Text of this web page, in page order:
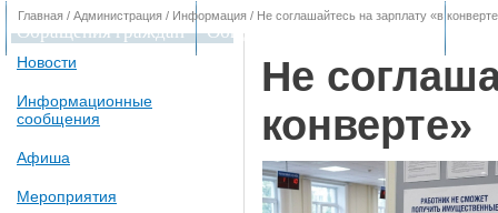
Обращения граждан Общественные обсуждения
Главная / Администрация / Информация / Не соглашайтесь на зарплату «в
Новости
Информационные
сообщения
Афиша
Мероприятия
Не
конверте»